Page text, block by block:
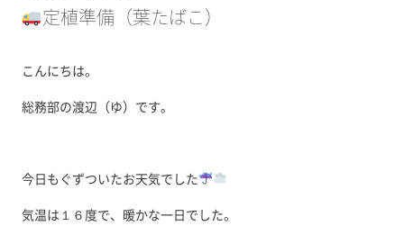
定植準備（葉たばこ）
こんにちは。
総務部の渡辺（ゆ）です。
今日もぐずついたお天気でした
気温は１６度で、暖かな一日でした。